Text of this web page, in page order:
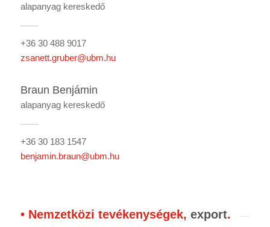
alapanyag kereskedő
+36 30 488 9017
zsanett.gruber@ubm.hu
Braun Benjámin
alapanyag kereskedő
+36 30 183 1547
benjamin.braun@ubm.hu
• Nemzetközi tevékenységek, export.